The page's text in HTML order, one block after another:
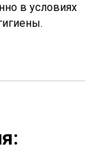
в условиях